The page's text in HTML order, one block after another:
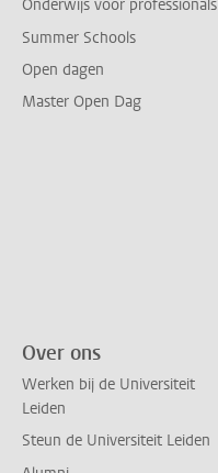
Onderwijs voor professionals
Summer Schools
Open dagen
Master Open Dag
Over ons
Werken bij de Universiteit
Leiden
Steun de Universiteit Leiden